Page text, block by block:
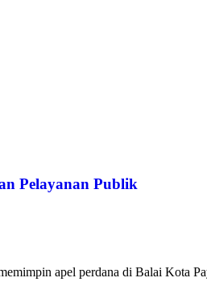
Pelayanan Publik
apel perdana di Balai Kota